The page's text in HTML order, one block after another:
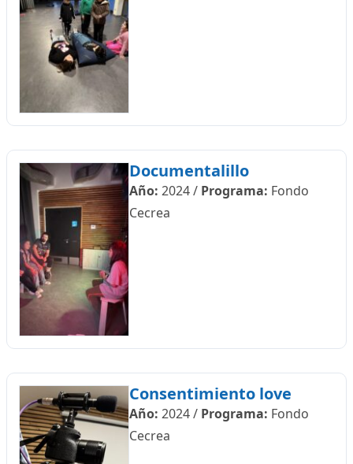
Documentalillo
Año: 2024/ Programa: Fondo
Cecrea
Consentimiento love
Año: 2024/ Programa: Fondo
Cecrea